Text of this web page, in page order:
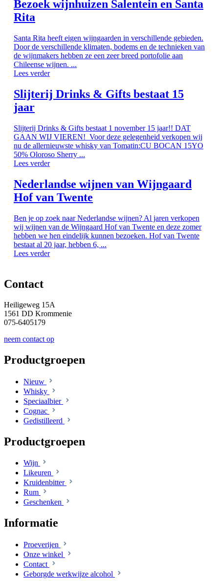
Bezoek wijnhuizen Salentein en Santa
Rita
Santa Rita heeft eigen wijngaarden in verschillende gebieden.
Door de verschillende klimaten, bodems en de technieken van
de wijnmakers hebben ze een zeer breed portofolie aan
Chileense wijnen. ...
Lees verder
Slijterij Drinks & Gifts bestaat 15
jaar
Slijterij Drinks & Gifts bestaat 1 november 15 jaar!! DAT
GAAN WIJ VIEREN! Voor deze gelegenheid verkopen wij
nu de allernieuwste whisky van Tomatin:CU BOCAN 15YO
50% Oloroso Sherry ...
Lees verder
Nederlandse wijnen van Wijngaard
Hof van Twente
Ben je op zoek naar Nederlandse wijnen? Al jaren verkopen
wij wijnen van de Wijngaard Hof van Twente en deze zomer
hebben we hen eindelijk kunnen bezoeken. Hof van Twente
bestaat al 20 jaar, hebben 6, ...
Lees verder
Contact
Heiligeweg 15A
1561 DD Krommenie
075-6405179
neem contact op
Productgroepen
Nieuw
Whisky
Speciaalbier
Cognac
Gedistilleerd
Productgroepen
Wijn
Likeuren
Kruidenbitter
Rum
Geschenken
Informatie
Proeverijen
Onze winkel
Contact
Geborgde werkwijze alcohol